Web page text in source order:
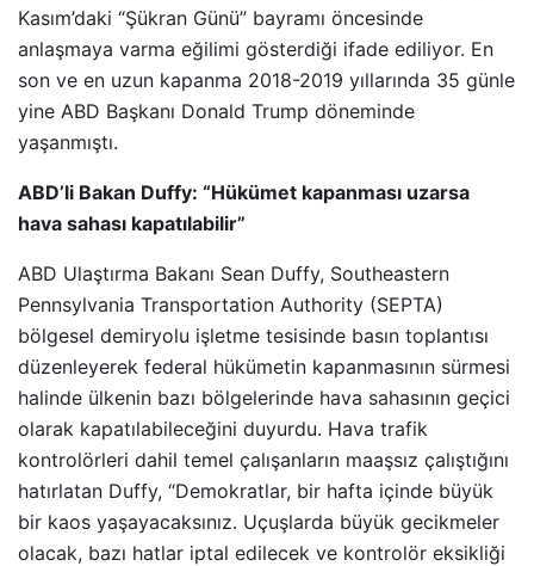
Kasım’daki “Şükran Günü” bayramı öncesinde
anlaşmaya varma eğilimi gösterdiği ifade ediliyor. En
son ve en uzun kapanma 2018-2019 yıllarında 35 günle
yine ABD Başkanı Donald Trump döneminde
yaşanmıştı.
ABD’li Bakan Duffy: “Hükümet kapanması uzarsa
hava sahası kapatılabilir”
ABD Ulaştırma Bakanı Sean Duffy, Southeastern
Pennsylvania Transportation Authority (SEPTA)
bölgesel demiryolu işletme tesisinde basın toplantısı
düzenleyerek federal hükümetin kapanmasının sürmesi
halinde ülkenin bazı bölgelerinde hava sahasının geçici
olarak kapatılabileceğini duyurdu. Hava trafik
kontrolörleri dahil temel çalışanların maaşsız çalıştığını
hatırlatan Duffy, “Demokratlar, bir hafta içinde büyük
bir kaos yaşayacaksınız. Uçuşlarda büyük gecikmeler
olacak, bazı hatlar iptal edilecek ve kontrolör eksikliği